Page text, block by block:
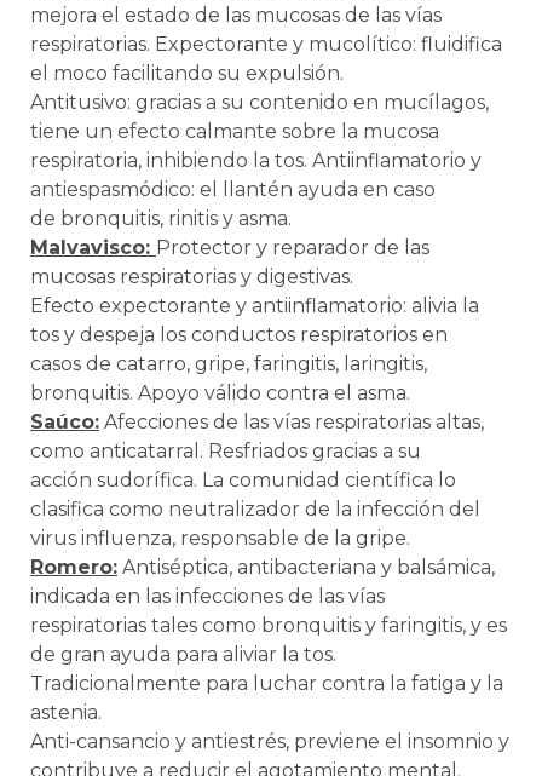
mejora el estado de las mucosas de las vías
respiratorias. Expectorante y mucolítico: fluidifica
el moco facilitando su expulsión.
Antitusivo: gracias a su contenido en mucílagos,
tiene un efecto calmante sobre la mucosa
respiratoria, inhibiendo la tos. Antiinflamatorio y
antiespasmódico: el llantén ayuda en caso
de bronquitis, rinitis y asma.
Malvavisco: Protector y reparador de las
mucosas respiratorias y digestivas.
Efecto expectorante y antiinflamatorio: alivia la
tos y despeja los conductos respiratorios en
casos de catarro, gripe, faringitis, laringitis,
bronquitis. Apoyo válido contra el asma.
Saúco: Afecciones de las vías respiratorias altas,
como anticatarral. Resfriados gracias a su
acción sudorífica. La comunidad científica lo
clasifica como neutralizador de la infección del
virus influenza, responsable de la gripe.
Romero: Antiséptica, antibacteriana y balsámica,
indicada en las infecciones de las vías
respiratorias tales como bronquitis y faringitis, y es
de gran ayuda para aliviar la tos.
Tradicionalmente para luchar contra la fatiga y la
astenia.
Anti-cansancio y antiestrés, previene el insomnio y
contribuye a reducir el agotamiento mental.